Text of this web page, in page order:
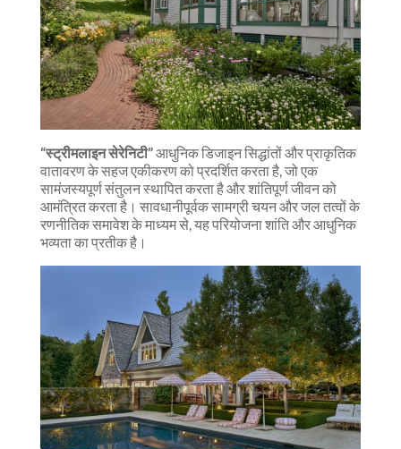
“स्ट्रीमलाइन सेरेनिटी”आधुनिक डिजाइन सिद्धांतों और प्राकृतिक
वातावरण के सहज एकीकरण को प्रदर्शित करता है, जो एक
सामंजस्यपूर्ण संतुलन स्थापित करता है और शांतिपूर्ण जीवन को
आमंत्रित करता है। सावधानीपूर्वक सामग्री चयन और जल तत्वों के
रणनीतिक समावेश के माध्यम से, यह परियोजना शांति और आधुनिक
भव्यता का प्रतीक है।